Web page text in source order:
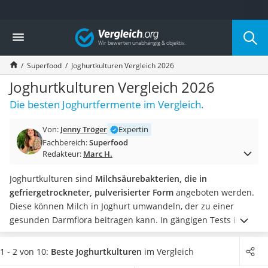
Die beliebtesten Vergleiche nach Kategorie
Lebensmittel
Schwarzkümmelöl
Knäckebrot
Schwarzkümmelöl-Kapseln
Manukahonig
Eiklar
Balsamico-Essig
Schwarzkümmelöl bio
Honig
Gemüsebrühe
Eiskaffee-Pulver
Irischer Whiskey
Grapefruitkernextrakt
Matcha-Set
Vergleich
Superfood Joghurtkulturen Vergleich 2026
Joghurtkulturen Vergleich 2026
Die besten Joghurtfermente im Vergleich.
Von: Jenny Tröger
Expertin
Fachbereich:Superfood
Redakteur: Marc H.
Joghurtkulturen sind Milchsäurebakterien, die in
gefriergetrockneter, pulverisierter Form angeboten werden.
Diese können Milch in Joghurt umwandeln, der zu einer
gesunden Darmflora beitragen kann. In gängigen Tests im
Internet eignet sich zur optimalenHerstellung von Joghurt
ein speziellerJoghurtbereiter, der eine konstante
1 - 2 von 10: Beste Joghurtkulturen im Vergleich